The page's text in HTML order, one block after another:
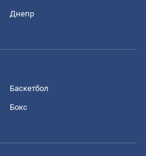
Днепр
Баскетбол
Бокс